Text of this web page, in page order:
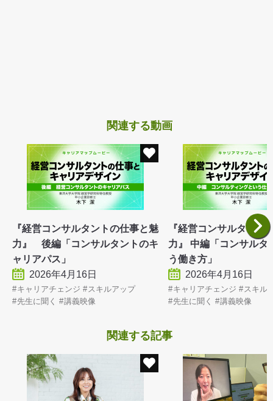
関連する動画
『経営コンサルタントの仕事と魅
力』 後編「コンサルタントのキ
ャリアパス」
2026年4月16日
キャリアチェンジ
スキルアップ
先生に聞く
講義映像
『経営コンサルタント
力』 中編「コンサルタ
う働き方」
2026年4月16日
キャリアチェンジ
スキル
先生に聞く
講義映像
関連する記事